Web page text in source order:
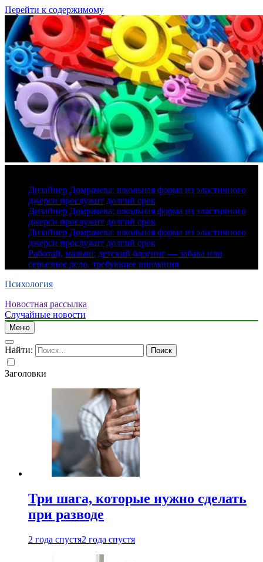
Перейти к содержимому
Дизайнер Домрачева: школьная форма из эластичного
джерси прослужит долгий срок
Дизайнер Домрачева: школьная форма из эластичного
джерси прослужит долгий срок
Дизайнер Домрачева: школьная форма из эластичного
джерси прослужит долгий срок
Работай, малыш: детский блогинг — забава или
серьезное дело, требующее внимания
Психология
Новостная рассылка
Случайные новости
Меню
Найти:
Заголовки
Три шага, которые нужно сделать
при разводе
2 года спустя2 года спустя